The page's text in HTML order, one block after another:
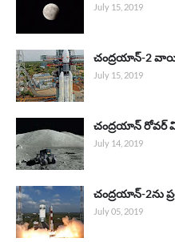
July 15, 2019
చంద్రయాన్-2
July 15, 2019
చంద్రయాన్ రోవర్
July 14, 2019
చంద్రయాన్-2ను
July 05, 2019